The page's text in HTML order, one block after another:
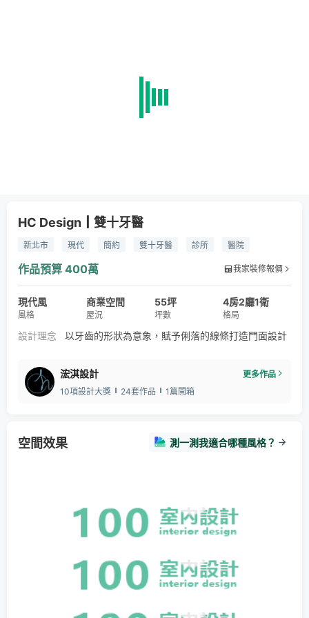
HC Design┃雙十牙醫
新北市 現代 簡約 雙十牙醫 診所
醫院
牙醫診所設計
作品預算 400萬 我家裝修報價
現代風
風格
商業空間
屋況
55坪
坪數
4房2廳1衛
格局
設計理念 以牙齒的形狀為意象，賦予俐落的線條打造門面設計
浤淇設計
更多作品
10項設計大獎
24套作品 1篇開箱
空間效果 測一測我適合哪種風格？